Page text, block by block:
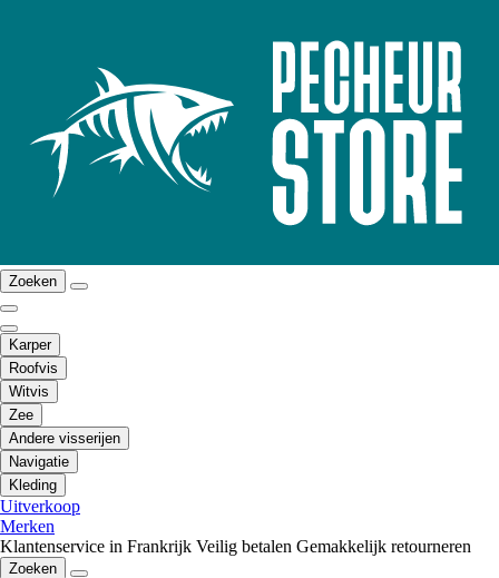
Zoeken
Karper
Roofvis
Witvis
Zee
Andere visserijen
Navigatie
Kleding
Uitverkoop
Merken
Klantenservice in Frankrijk Veilig betalen Gemakkelijk retourneren
Zoeken